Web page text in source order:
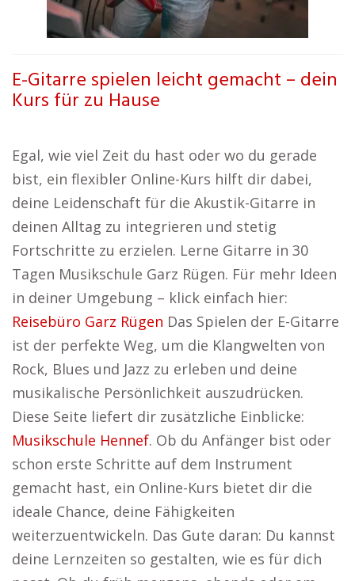
E-Gitarre spielen leicht gemacht – dein
Kurs für zu Hause
Egal, wie viel Zeit du hast oder wo du gerade
bist, ein flexibler Online-Kurs hilft dir dabei,
deine Leidenschaft für die Akustik-Gitarre in
deinen Alltag zu integrieren und stetig
Fortschritte zu erzielen. Lerne Gitarre in 30
Tagen Musikschule Garz Rügen. Für mehr Ideen
in deiner Umgebung – klick einfach hier:
Reisebüro Garz Rügen Das Spielen der E-Gitarre
ist der perfekte Weg, um die Klangwelten von
Rock, Blues und Jazz zu erleben und deine
musikalische Persönlichkeit auszudrücken.
Diese Seite liefert dir zusätzliche Einblicke:
Musikschule Hennef. Ob du Anfänger bist oder
schon erste Schritte auf dem Instrument
gemacht hast, ein Online-Kurs bietet dir die
ideale Chance, deine Fähigkeiten
weiterzuentwickeln. Das Gute daran: Du kannst
deine Lernzeiten so gestalten, wie es für dich